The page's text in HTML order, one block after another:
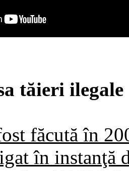
tăieri
făcută în
în instanţă